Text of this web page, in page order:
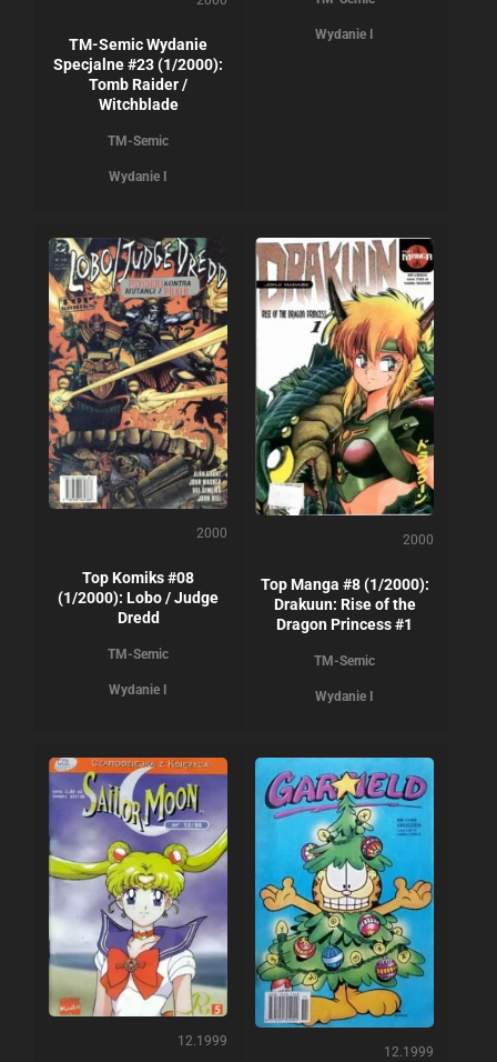
TM-Semic Wydanie
Specjalne #23 (1/2000):
Tomb Raider /
Witchblade
TM-Semic
Wydanie I
Wydanie I
2000
Top Komiks #08
(1/2000): Lobo / Judge
Dredd
TM-Semic
Wydanie I
2000
Top Manga #8 (1/2000):
Drakuun: Rise of the
Dragon Princess #1
TM-Semic
Wydanie I
12.1999
12.1999